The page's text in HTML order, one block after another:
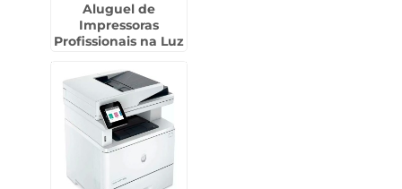
Aluguel de
Impressoras
Profissionais na Luz